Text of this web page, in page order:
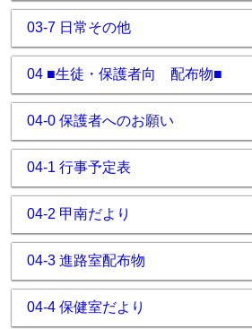
03-7 日常その他
04 ■生徒・保護者向 配布物■
04-0 保護者へのお願い
04-1 行事予定表
04-2 甲南だより
04-3 進路室配布物
04-4 保健室だより